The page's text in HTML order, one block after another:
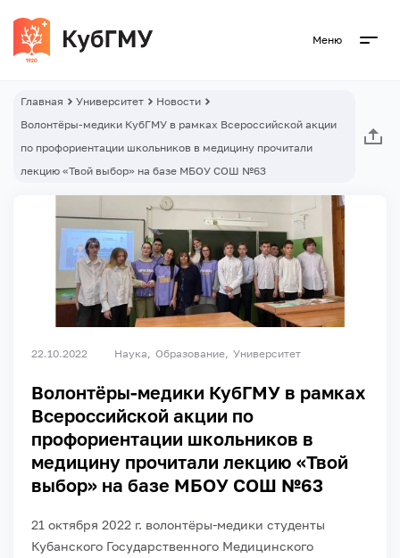
Меню
Главная Университет
Новости
Волонтёры-медики КубГМУ в рамках Всероссийской акции
по профориентации школьников в медицину прочитали
лекцию «Твой выбор» на базе МБОУ СОШ №63
22.10.2022 Наука Образование Университет
Волонтёры-медики КубГМУ в рамках
Всероссийской акции по
профориентации школьников в
медицину прочитали лекцию «Твой
выбор» на базе МБОУ СОШ №63
21 октября 2022 г. волонтёры-медики студенты
Кубанского Государственного Медицинского